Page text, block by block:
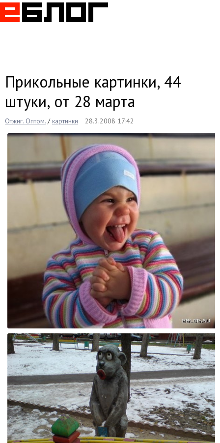
Прикольные картинки, 44
штуки, от 28 марта
Отжиг. Оптом. /картинки 28.3.2008 17:42